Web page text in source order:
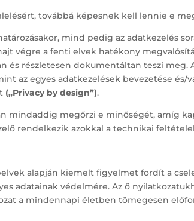
továbbá képesnek kell lennie e
mind pedig az adatkezelés
végre a fenti elvek hatékony
és részletesen dokumentáltan teszi
az egyes adatkezelések bevezetése és/
(„Privacy by design”).
mindaddig megőrzi e minőségét, amíg
rendelkezik azokkal a technikai
alapján kiemelt figyelmet fordít a
adatainak védelmére. Az ő
a mindennapi életben tömegesen